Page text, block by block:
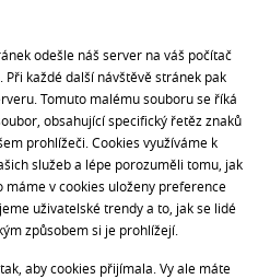
odešle náš server na váš počítač
každé další návštěvě stránek pak
Tomuto malému souboru se říká
obsahující specifický řetěz znaků
prohlížeči. Cookies využíváme k
služeb a lépe porozuměli tomu, jak
máme v cookies uloženy preference
uživatelské trendy a to, jak se lidé
způsobem si je prohlížejí.
aby cookies přijímala. Vy ale máte